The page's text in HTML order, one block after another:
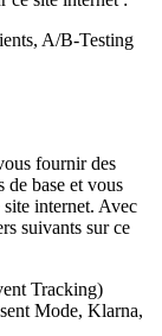
A/B-Testing
fournir des
de base et vous
internet. Avec
suivants sur ce
Tracking)
Mode, Klarna,